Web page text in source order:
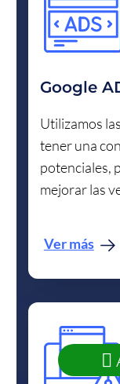
Google
Utilizamos
tener una
potenciales,
mejorar las
Ver más